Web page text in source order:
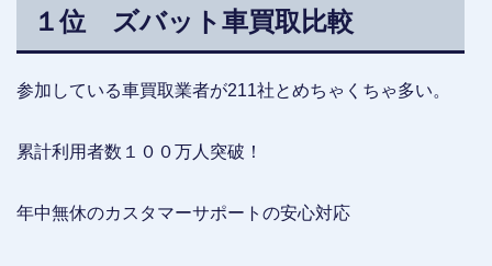
１位 ズバット車買取比較
参加している車買取業者が211社とめちゃくちゃ多い。
累計利用者数１００万人突破！
年中無休のカスタマーサポートの安心対応